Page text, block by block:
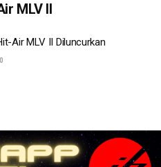
MLV II
Air MLV II Diluncurkan
0